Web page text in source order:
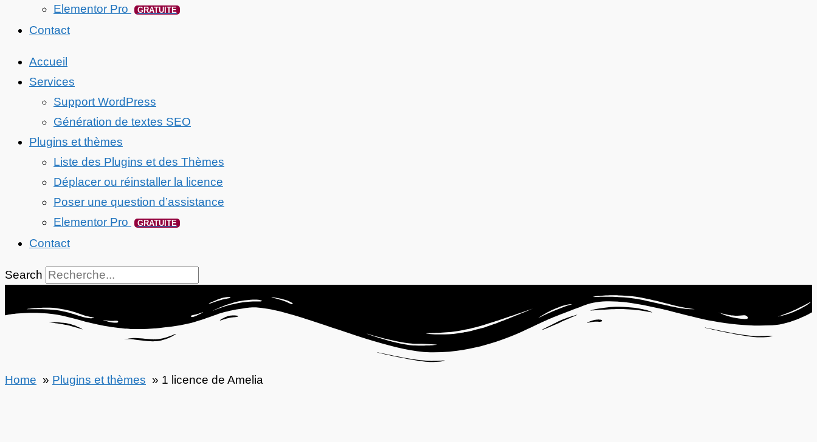
Elementor Pro GRATUITE
Contact
Accueil
Services
Support WordPress
Génération de textes SEO
Plugins et thèmes
Liste des Plugins et des Thèmes
Déplacer ou réinstaller la licence
Poser une question d’assistance
Elementor Pro
GRATUITE
Contact
Search
Home Plugins et thèmes 1 licence de Amelia